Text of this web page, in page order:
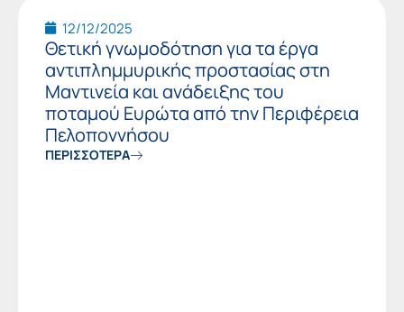
12/12/2025
Θετική γνωμοδότηση για τα έργα
αντιπλημμυρικής προστασίας στη
Μαντινεία και ανάδειξης του
ποταμού Ευρώτα από την Περιφέρεια
Πελοποννήσου
ΠΕΡΙΣΣΟΤΕΡΑ